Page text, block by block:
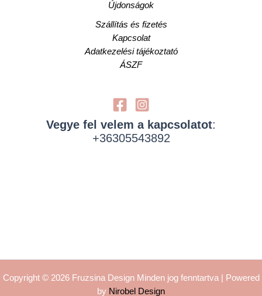
Újdonságok
Szállítás és fizetés
Kapcsolat
Adatkezelési tájékoztató
ÁSZF
Vegye fel velem a kapcsolatot:
+36305543892
Copyright © 2026 Fruzsina Design Minden jog fenntartva | Powered
by Nirobel Design